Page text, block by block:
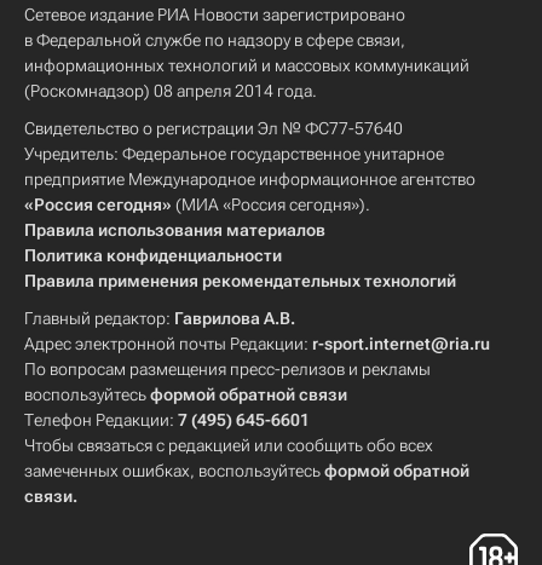
Сетевое издание РИА Новости зарегистрировано
в Федеральной службе по надзору в сфере связи,
информационных технологий и массовых коммуникаций
(Роскомнадзор) 08 апреля 2014 года.
Свидетельство о регистрации Эл № ФС77-57640
Учредитель: Федеральное государственное унитарное
предприятие Международное информационное агентство
«Россия сегодня» (МИА «Россия сегодня»).
Правила использования материалов
Политика конфиденциальности
Правила применения рекомендательных технологий
Главный редактор: Гаврилова А.В.
Адрес электронной почты Редакции: r-sport.internet@ria.ru
По вопросам размещения пресс-релизов и рекламы
воспользуйтесьформой обратной связи
Телефон Редакции: 7 (495) 645-6601
Чтобы связаться с редакцией или сообщить обо всех
замеченных ошибках, воспользуйтесьформой обратной
связи.